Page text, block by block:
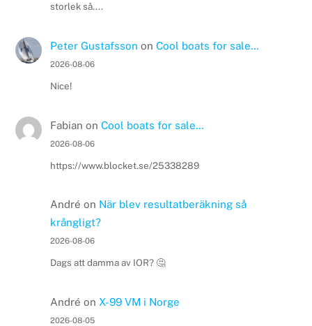
storlek så....
Peter Gustafsson on Cool boats for sale…
2026-08-06
Nice!
Fabian on Cool boats for sale…
2026-08-06
https://www.blocket.se/25338289
André on När blev resultatberäkning så
krångligt?
2026-08-06
Dags att damma av IOR? 🤔
André on X-99 VM i Norge
2026-08-05